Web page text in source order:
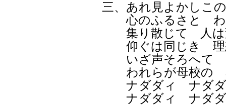
三、あれ見よかしこ
心のふるさと わ
集り散じて 人は
仰ぐは同じき 理
いざ声そろへて
われらが母校の
ナダダィ ナダダ
ナダダィ ナダダ